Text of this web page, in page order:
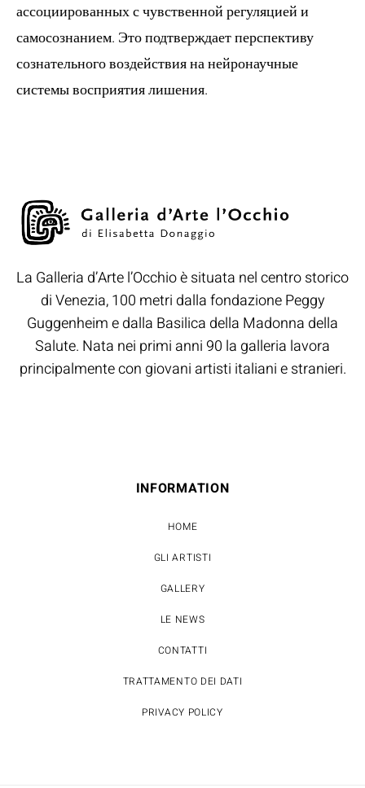
ассоциированных с чувственной регуляцией и
самосознанием. Это подтверждает перспективу
сознательного воздействия на нейронаучные
системы восприятия лишения.
La Galleria d’Arte l’Occhio è situata nel centro storico
di Venezia, 100 metri dalla fondazione Peggy
Guggenheim e dalla Basilica della Madonna della
Salute. Nata nei primi anni 90 la galleria lavora
principalmente con giovani artisti italiani e stranieri.
INFORMATION
HOME
GLI ARTISTI
GALLERY
LE NEWS
CONTATTI
TRATTAMENTO DEI DATI
PRIVACY POLICY